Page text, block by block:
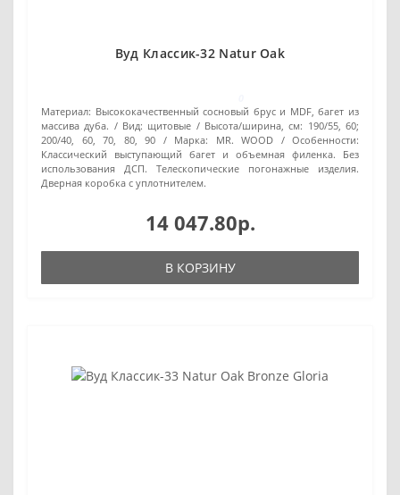
Вуд Классик-32 Natur Oak
Материал: Высококачественный сосновый брус и MDF, багет из
массива дуба.
Вид: щитовые Высота/ширина, см: 190/55, 60;
200/40, 60, 70, 80, 90
Марка: MR. WOOD
Особенности:
Классический выступающий багет и объемная филенка. Без
использования ДСП. Телескопические погонажные изделия.
Дверная коробка с уплотнителем.
14 047.80р.
В КОРЗИНУ